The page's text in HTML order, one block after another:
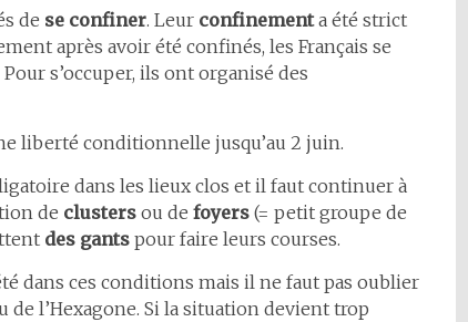
de se confiner. Leur confinementa été strict
après avoir été confinés, les Français se
Pour s’occuper, ils ont organisé des
liberté conditionnelle jusqu’au 2 juin.
dans les lieux clos et il faut continuer à
de clusters ou de foyers (= petit groupe de
des gants pour faire leurs courses.
dans ces conditions mais il ne faut pas oublier
de l’Hexagone. Si la situation devient trop